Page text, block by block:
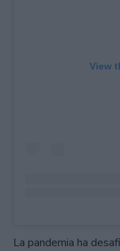
View
La pandemia ha